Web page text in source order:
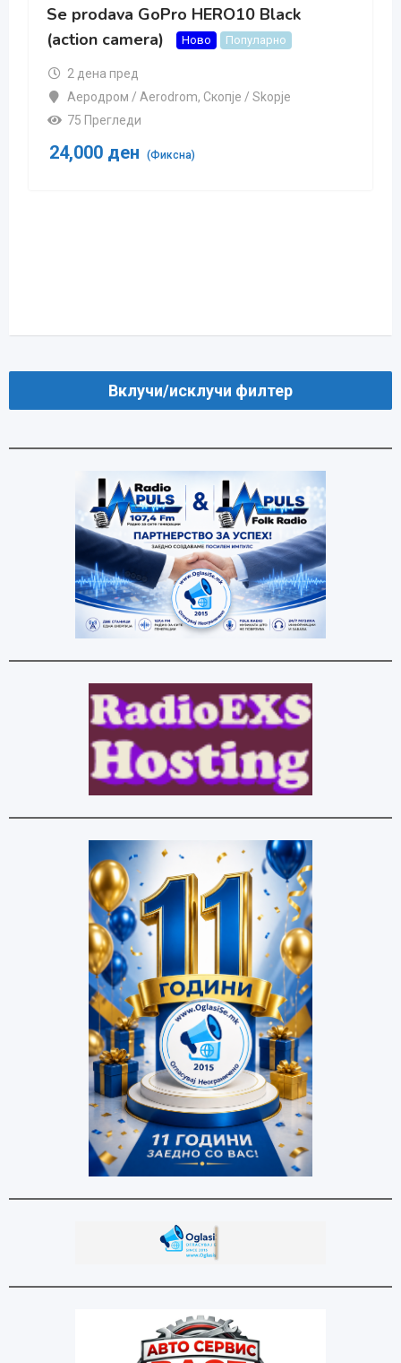
HERO10 Black
Популарно
Скопjе / Skopje
Se prodava GoPro
(action camera)
Аеродром / Aerodrom
Вклучи/исклучи филтер